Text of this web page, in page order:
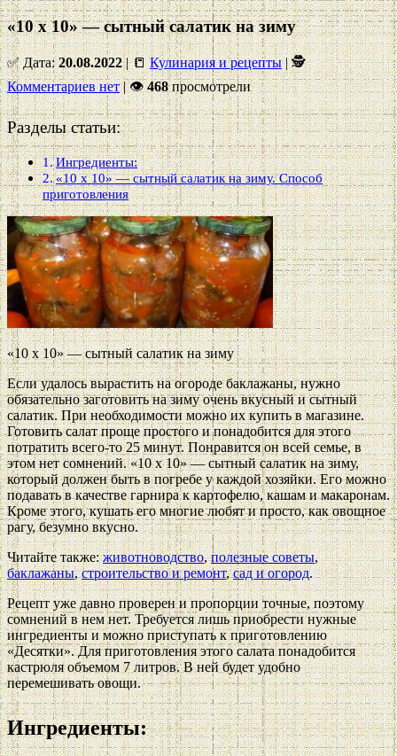
«10 х 10» — сытный салатик на зиму
✅ Дата:20.08.2022| 📒Кулинария и рецепты| 🕵
Комментариев нет|👁468просмотрели
Разделы статьи:
Ингредиенты:
«10 х 10» — сытный салатик на зиму. Способ
приготовления
«10 х 10» — сытный салатик на зиму
Если удалось вырастить на огороде баклажаны, нужно
обязательно заготовить на зиму очень вкусный и сытный
салатик. При необходимости можно их купить в магазине.
Готовить салат проще простого и понадобится для этого
потратить всего-то 25 минут. Понравится он всей семье, в
этом нет сомнений. «10 х 10» — сытный салатик на зиму,
который должен быть в погребе у каждой хозяйки. Его можно
подавать в качестве гарнира к картофелю, кашам и макаронам.
Кроме этого, кушать его многие любят и просто, как овощное
рагу, безумно вкусно.
Читайте также:животноводство,полезные советы,
баклажаны,строительство и ремонт,сад и огород.
Рецепт уже давно проверен и пропорции точные, поэтому
сомнений в нем нет. Требуется лишь приобрести нужные
ингредиенты и можно приступать к приготовлению
«Десятки». Для приготовления этого салата понадобится
кастрюля объемом 7 литров. В ней будет удобно
перемешивать овощи.
Ингредиенты: